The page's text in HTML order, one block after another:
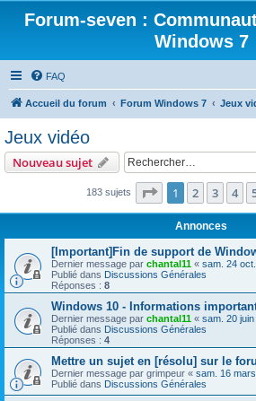
Forum-seven :
Windows 7
FAQ
Accueil du forum Forum Windows 7 Jeux
Jeux vidéo
Nouveau sujet
183 sujets Page 1sur8
1 2 3 4
Annonces
[Important]Fin de support de
Dernier message par chantal11 « sam. 24
Publié dans Discussions Générales
Réponses : 8
Windows 10 - Informations
Dernier message par chantal11 « sam. 20
Publié dans Discussions Générales
Réponses : 4
Mettre un sujet en [résolu] sur le
Dernier message par grimpeur « sam. 16
Publié dans Discussions Générales